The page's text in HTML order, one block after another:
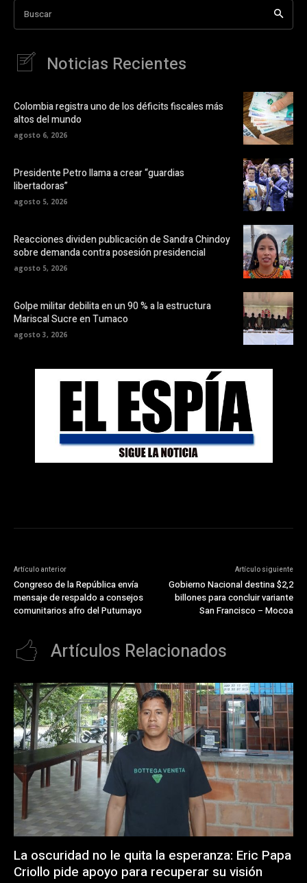
Buscar
Noticias Recientes
Colombia registra uno de los déficits fiscales más
altos del mundo
agosto 6, 2026
Presidente Petro llama a crear “guardias
libertadoras”
agosto 5, 2026
Reacciones dividen publicación de Sandra Chindoy
sobre demanda contra posesión presidencial
agosto 5, 2026
Golpe militar debilita en un 90 % a la estructura
Mariscal Sucre en Tumaco
agosto 3, 2026
Artículo anterior
Congreso de la República envía
mensaje de respaldo a consejos
comunitarios afro del Putumayo
Artículo siguiente
Gobierno Nacional destina $2,2
billones para concluir variante
San Francisco – Mocoa
Artículos Relacionados
La oscuridad no le quita la esperanza: Eric Papa
Criollo pide apoyo para recuperar su visión